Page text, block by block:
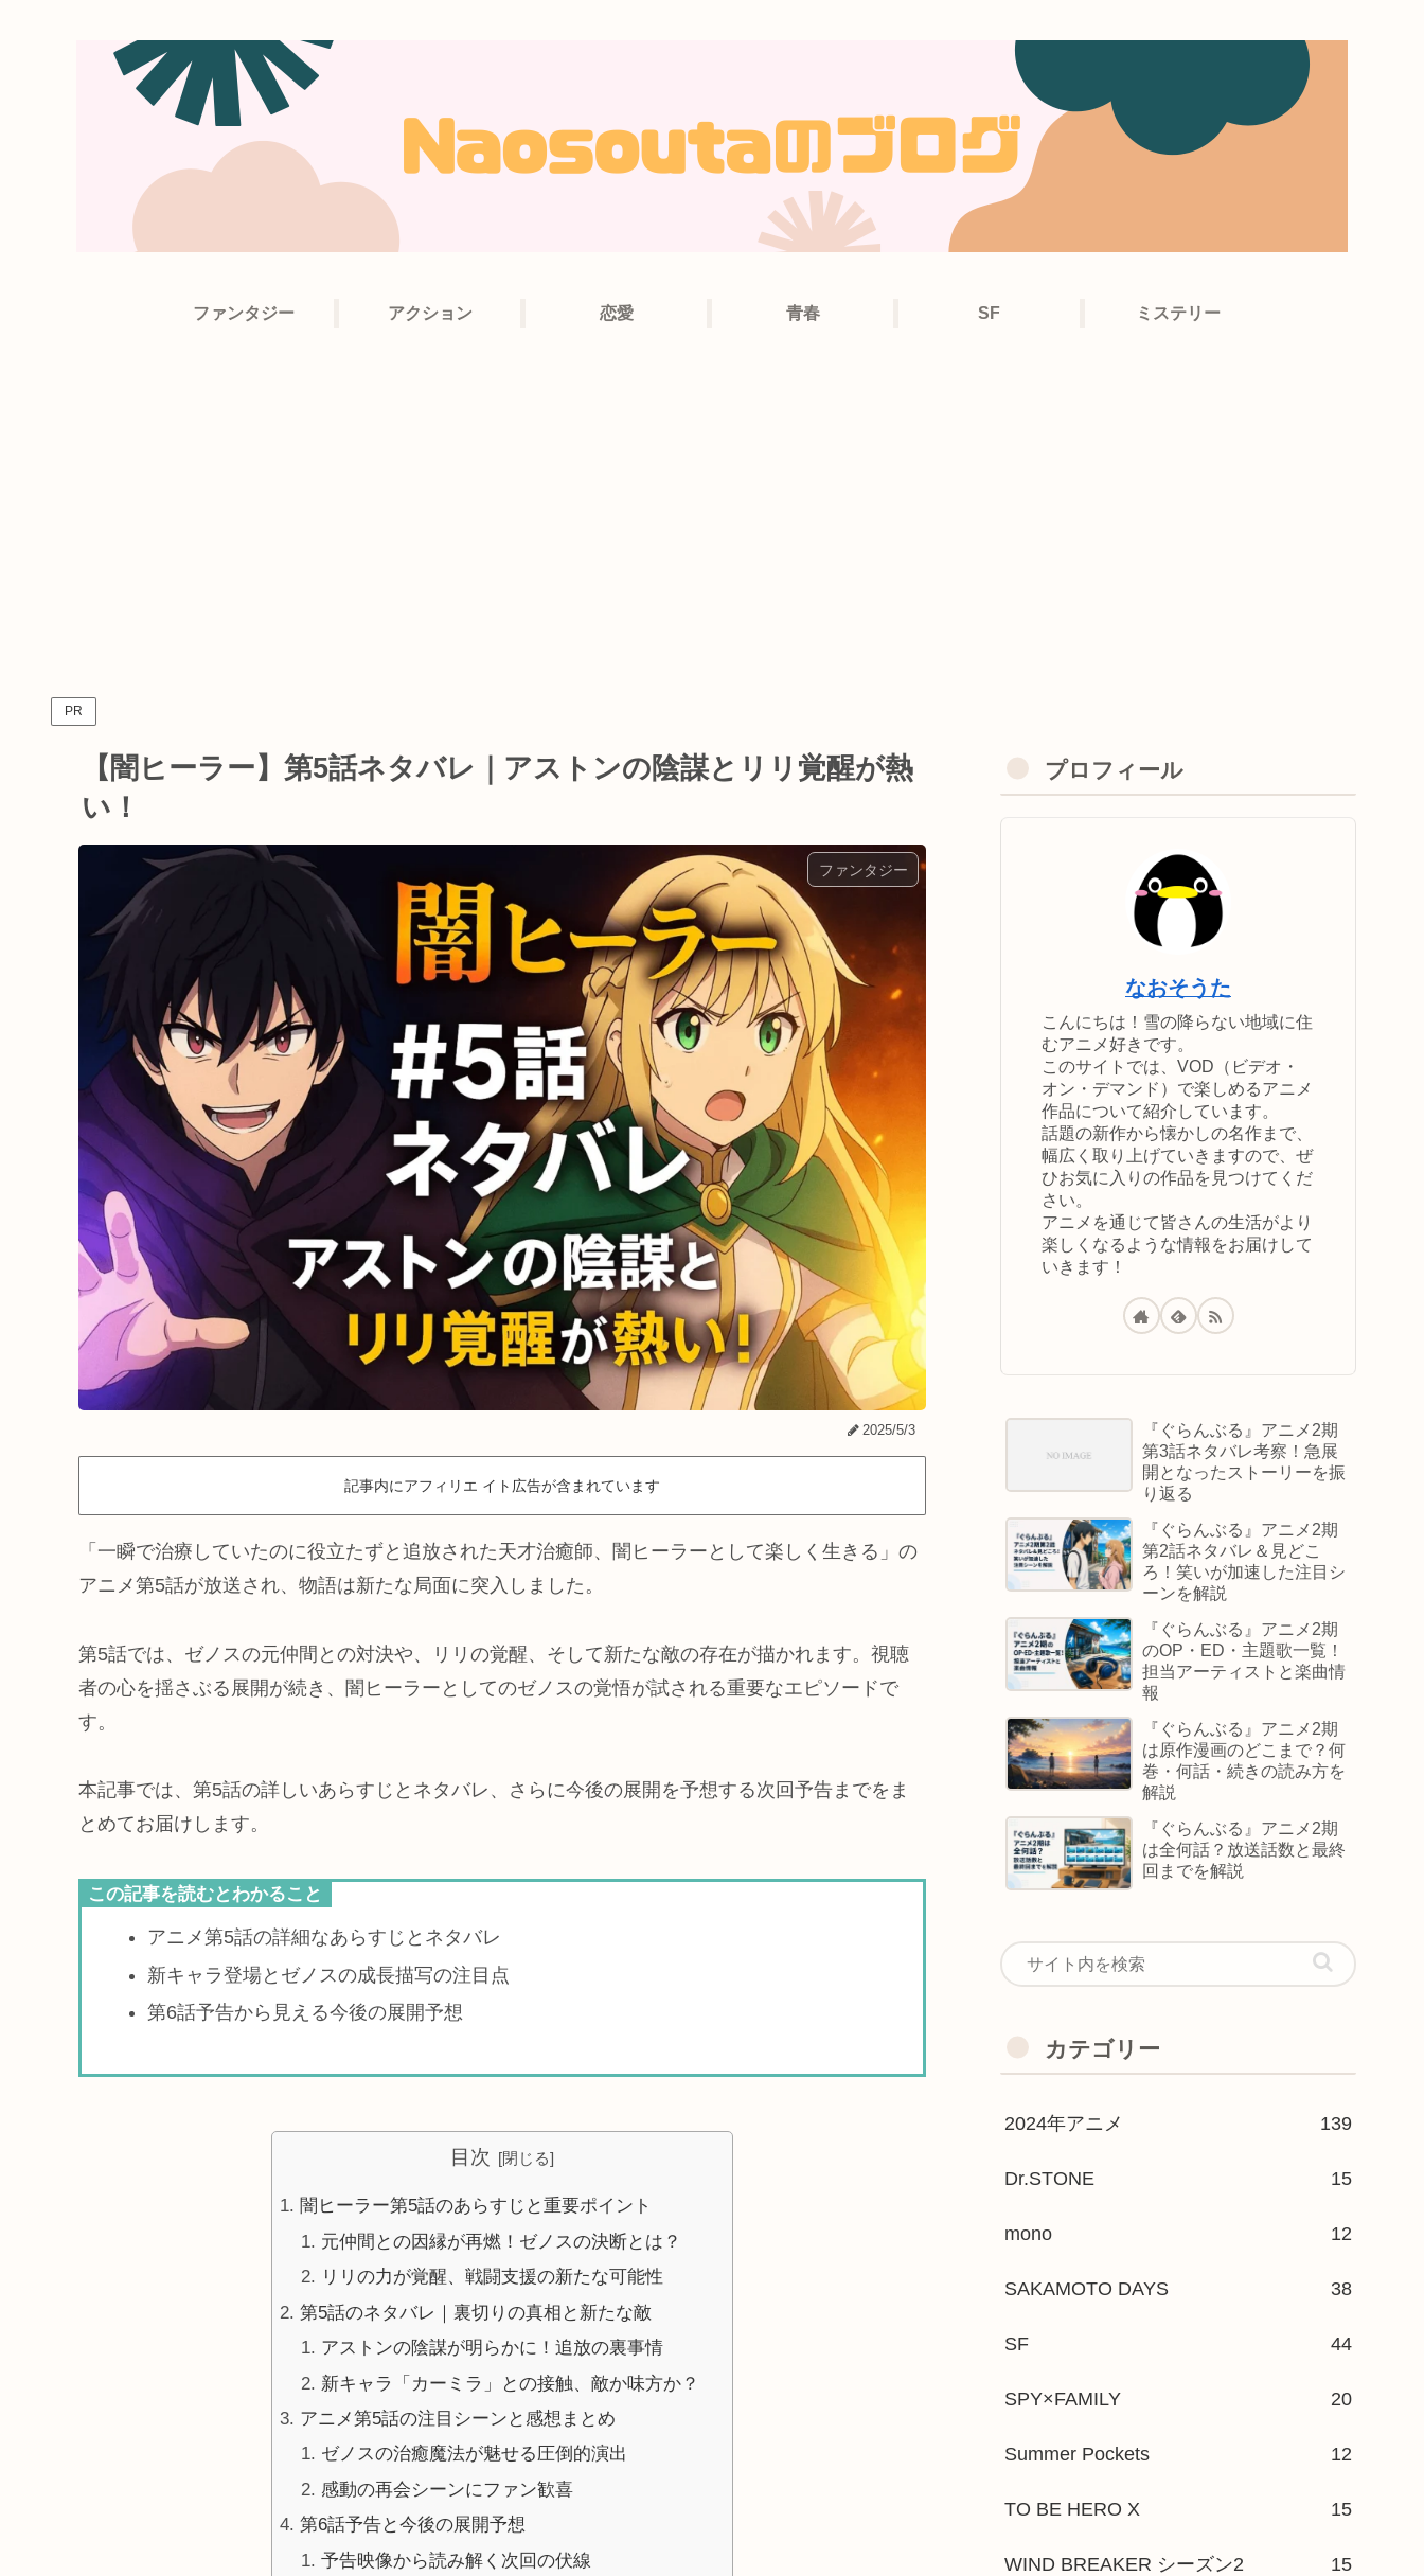
ファンタジー アクション 恋愛 青春 SF ミステリー
PR
【闇ヒーラー】第5話ネタバレ｜アストンの陰謀とリリ覚醒が熱
い！
ファンタジー
2025/5/3
記事内にアフィリエ イト広告が含まれています
「一瞬で治療していたのに役立たずと追放された天才治癒師、闇ヒーラーとして楽しく生きる」の
アニメ第5話が放送され、物語は新たな局面に突入しました。
第5話では、ゼノスの元仲間との対決や、リリの覚醒、そして新たな敵の存在が描かれます。視聴
者の心を揺さぶる展開が続き、闇ヒーラーとしてのゼノスの覚悟が試される重要なエピソードで
す。
本記事では、第5話の詳しいあらすじとネタバレ、さらに今後の展開を予想する次回予告までをま
とめてお届けします。
この記事を読むとわかること
アニメ第5話の詳細なあらすじとネタバレ
新キャラ登場とゼノスの成長描写の注目点
第6話予告から見える今後の展開予想
目次
闇ヒーラー第5話のあらすじと重要ポイント
元仲間との因縁が再燃！ゼノスの決断とは？
リリの力が覚醒、戦闘支援の新たな可能性
第5話のネタバレ｜裏切りの真相と新たな敵
アストンの陰謀が明らかに！追放の裏事情
新キャラ「カーミラ」との接触、敵か味方か？
アニメ第5話の注目シーンと感想まとめ
ゼノスの治癒魔法が魅せる圧倒的演出
感動の再会シーンにファン歓喜
第6話予告と今後の展開予想
予告映像から読み解く次回の伏線
プロフィール
なおそうた
こんにちは！雪の降らない地域に住
むアニメ好きです。
このサイトでは、VOD（ビデオ・
オン・デマンド）で楽しめるアニメ
作品について紹介しています。
話題の新作から懐かしの名作まで、
幅広く取り上げていきますので、ぜ
ひお気に入りの作品を見つけてくだ
さい。
アニメを通じて皆さんの生活がより
楽しくなるような情報をお届けして
いきます！
『ぐらんぶる』アニメ2期
第3話ネタバレ考察！急展
開となったストーリーを振
り返る
『ぐらんぶる』アニメ2期
第2話ネタバレ＆見どこ
ろ！笑いが加速した注目シ
ーンを解説
『ぐらんぶる』アニメ2期
のOP・ED・主題歌一覧！
担当アーティストと楽曲情
報
『ぐらんぶる』アニメ2期
は原作漫画のどこまで？何
巻・何話・続きの読み方を
解説
『ぐらんぶる』アニメ2期
は全何話？放送話数と最終
回までを解説
カテゴリー
2024年アニメ 139
Dr.STONE 15
mono 12
SAKAMOTO DAYS 38
SF 44
SPY×FAMILY 20
Summer Pockets 12
TO BE HERO X 15
WIND BREAKER シーズン2 15